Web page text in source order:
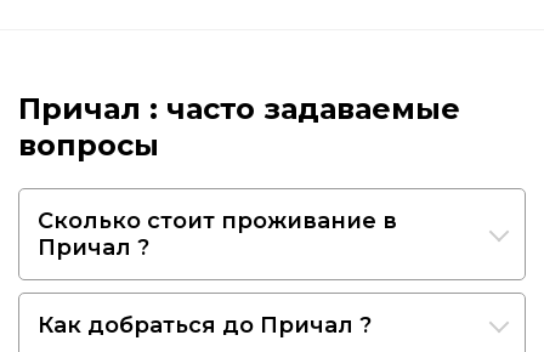
Причал : часто задаваемые
вопросы
Сколько стоит проживание в
Причал ?
Как добраться до Причал ?